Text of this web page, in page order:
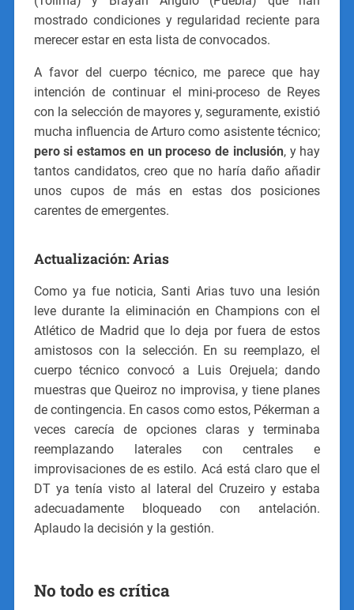
mostrado condiciones y regularidad reciente para
merecer estar en esta lista de convocados.
A favor del cuerpo técnico, me parece que hay
intención de continuar el mini-proceso de Reyes
con la selección de mayores y, seguramente, existió
mucha influencia de Arturo como asistente técnico;
pero si estamos en un proceso de inclusión, y hay
tantos candidatos, creo que no haría daño añadir
unos cupos de más en estas dos posiciones
carentes de emergentes.
Actualización: Arias
Como ya fue noticia, Santi Arias tuvo una lesión
leve durante la eliminación en Champions con el
Atlético de Madrid que lo deja por fuera de estos
amistosos con la selección. En su reemplazo, el
cuerpo técnico convocó a Luis Orejuela; dando
muestras que Queiroz no improvisa, y tiene planes
de contingencia. En casos como estos, Pékerman a
veces carecía de opciones claras y terminaba
reemplazando laterales con centrales e
improvisaciones de es estilo. Acá está claro que el
DT ya tenía visto al lateral del Cruzeiro y estaba
adecuadamente bloqueado con antelación.
Aplaudo la decisión y la gestión.
No todo es crítica